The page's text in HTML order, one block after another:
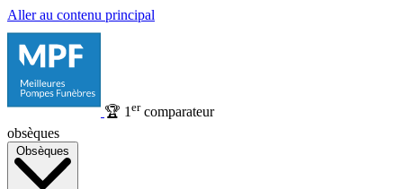
Aller au contenu principal
🏆 1 ercomparateur
obsèques
Obsèques